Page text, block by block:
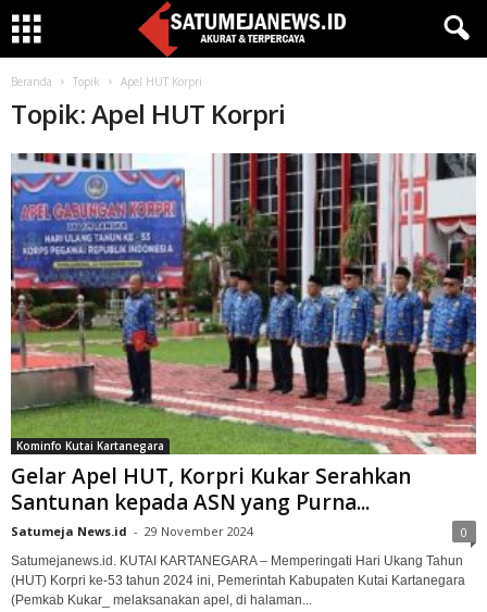
Beranda Topik Apel HUT Korpri
Topik: Apel HUT Korpri
Kominfo Kutai Kartanegara
Gelar Apel HUT, Korpri Kukar Serahkan
Santunan kepada ASN yang Purna...
Satumeja News.id - 29 November 2024 0
Satumejanews.id. KUTAI KARTANEGARA – Memperingati Hari Ukang Tahun
(HUT) Korpri ke-53 tahun 2024 ini, Pemerintah Kabupaten Kutai Kartanegara
(Pemkab Kukar_ melaksanakan apel, di halaman...